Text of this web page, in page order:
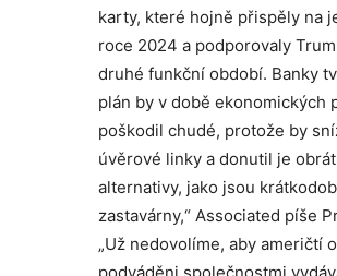
karty, které hojně přispěly na
roce 2024 a podporovaly
druhé funkční období. Banky
plán by v době ekonomických
poškodil chudé, protože by
úvěrové linky a donutil je
alternativy, jako jsou
zastavárny,“ Associated píše
„Už nedovolíme, aby američtí